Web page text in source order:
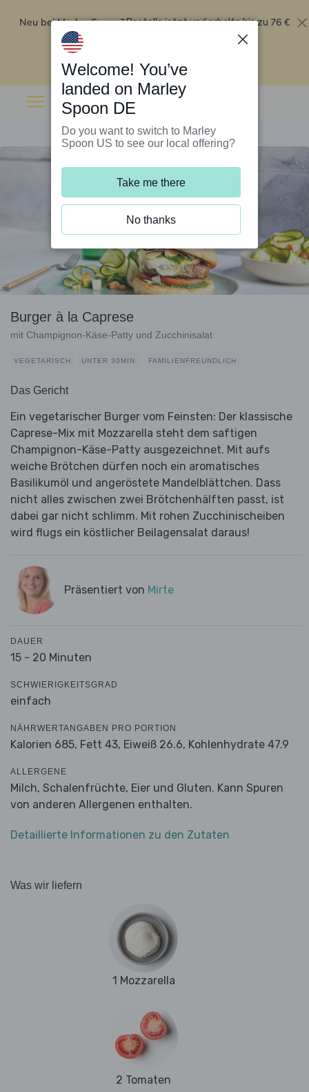
Neu bei Marley Spoon?Bestelle jetzt und erhalte bis zu 76 €
Rabatt auf deine ersten fünf Boxen
Burger à la Caprese
mit Champignon-Käse-Patty und Zucchinisalat
VEGETARISCH UNTER 30MIN. FAMILIENFREUNDLICH
Das Gericht
Ein vegetarischer Burger vom Feinsten: Der klassische
Caprese-Mix mit Mozzarella steht dem saftigen
Champignon-Käse-Patty ausgezeichnet. Mit aufs
weiche Brötchen dürfen noch ein aromatisches
Basilikumöl und angeröstete Mandelblättchen. Dass
nicht alles zwischen zwei Brötchenhälften passt, ist
dabei gar nicht schlimm. Mit rohen Zucchinischeiben
wird flugs ein köstlicher Beilagensalat daraus!
Präsentiert von Mirte
DAUER
15 - 20 Minuten
SCHWIERIGKEITSGRAD
einfach
NÄHRWERTANGABEN PRO PORTION
Kalorien 685, Fett 43, Eiweiß 26.6, Kohlenhydrate 47.9
ALLERGENE
Milch, Schalenfrüchte, Eier und Gluten. Kann Spuren
von anderen Allergenen enthalten.
Detaillierte Informationen zu den Zutaten
Was wir liefern
1 Mozzarella
2 Tomaten
Welcome! You’ve
landed on Marley
Spoon DE
Do you want to switch to Marley
Spoon US to see our local offering?
Take me there
No thanks